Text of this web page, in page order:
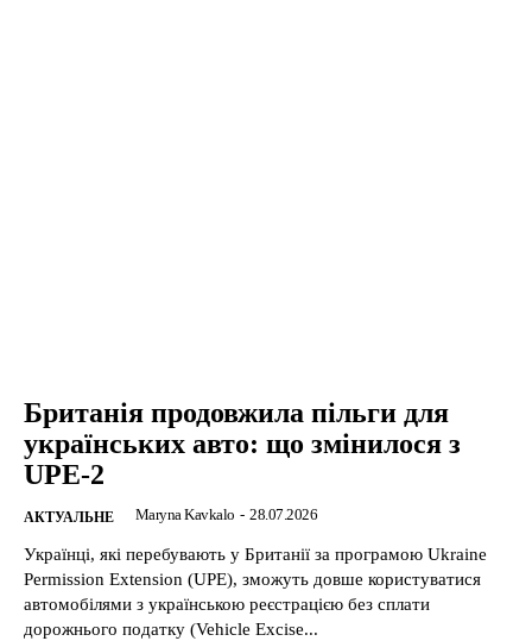
Британія продовжила пільги для
українських авто: що змінилося з
UPE-2
АКТУАЛЬНЕ Maryna Kavkalo - 28.07.2026
Українці, які перебувають у Британії за програмою Ukraine
Permission Extension (UPE), зможуть довше користуватися
автомобілями з українською реєстрацією без сплати
дорожнього податку (Vehicle Excise...